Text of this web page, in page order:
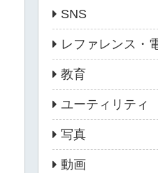
SNS
レファレンス・
教育
ユーティリティ
写真
動画